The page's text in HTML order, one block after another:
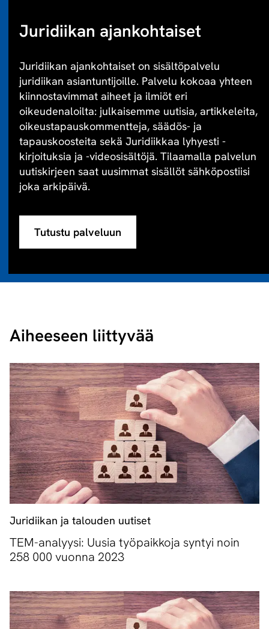
Juridiikan ajankohtaiset
Juridiikan ajankohtaiset on sisältöpalvelu
juridiikan asiantuntijoille. Palvelu kokoaa yhteen
kiinnostavimmat aiheet ja ilmiöt eri
oikeudenaloilta: julkaisemme uutisia, artikkeleita,
oikeustapauskommentteja, säädös- ja
tapauskoosteita sekä Juridiikkaa lyhyesti -
kirjoituksia ja -videosisältöjä. Tilaamalla palvelun
uutiskirjeen saat uusimmat sisällöt sähköpostiisi
joka arkipäivä.
Tutustu palveluun
Aiheeseen liittyvää
Juridiikan ja talouden uutiset
TEM-analyysi: Uusia työpaikkoja syntyi noin
258 000 vuonna 2023